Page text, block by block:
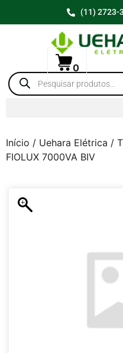
(11) 2723-
0
Início / Uehara Elétrica /
FIOLUX 7000VA BIV